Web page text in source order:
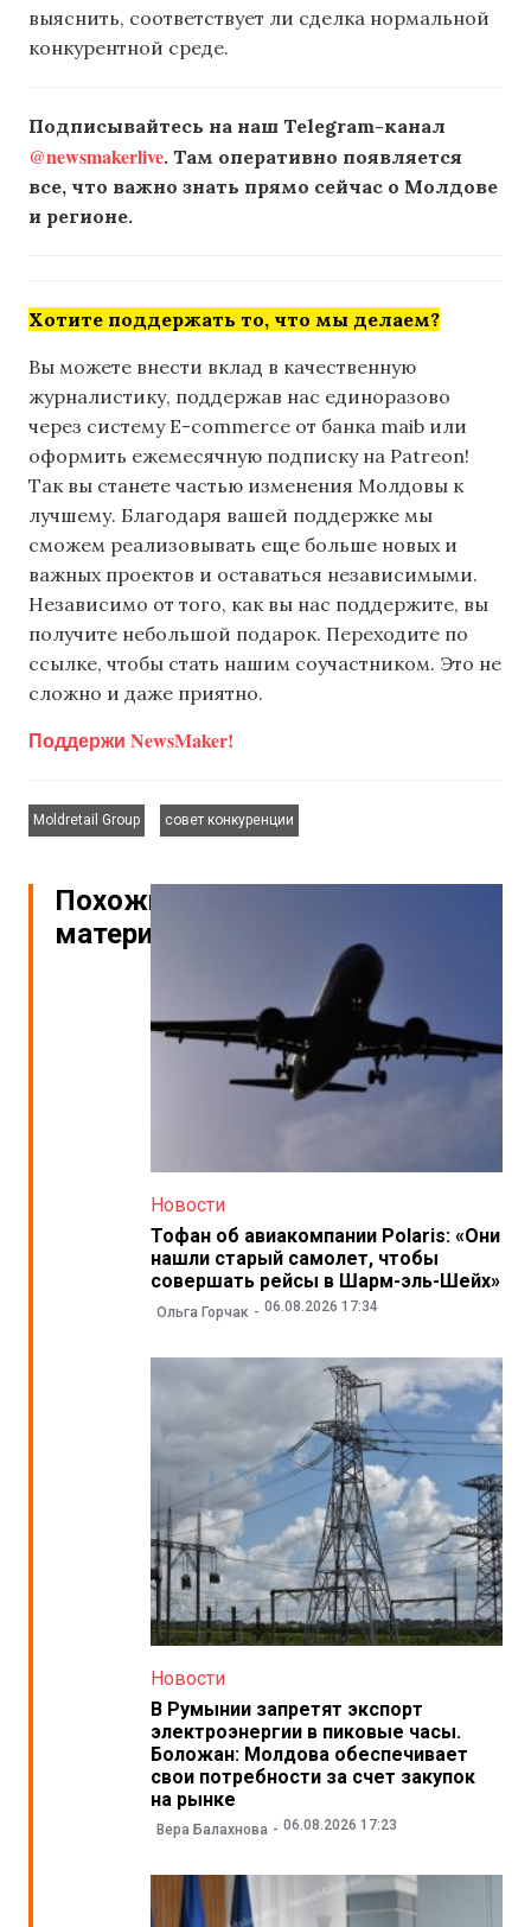
выяснить, соответствует ли сделка нормальной
конкурентной среде.
Подписывайтесь на наш Telegram-канал
@newsmakerlive. Там оперативно появляется
все, что важно знать прямо сейчас о Молдове
и регионе.
Хотите поддержать то, что мы делаем?
Вы можете внести вклад в качественную
журналистику, поддержав нас единоразово
через систему E-commerce от банка maib или
оформить ежемесячную подписку на Patreon!
Так вы станете частью изменения Молдовы к
лучшему. Благодаря вашей поддержке мы
сможем реализовывать еще больше новых и
важных проектов и оставаться независимыми.
Независимо от того, как вы нас поддержите, вы
получите небольшой подарок. Переходите по
ссылке, чтобы стать нашим соучастником. Это не
сложно и даже приятно.
Поддержи NewsMaker!
Moldretail Group
совет конкуренции
Похожие
материалы
Новости
Тофан об авиакомпании Polaris: «Они
нашли старый самолет, чтобы
совершать рейсы в Шарм-эль-Шейх»
Ольга Горчак 06.08.2026 17:34
Новости
В Румынии запретят экспорт
электроэнергии в пиковые часы.
Боложан: Молдова обеспечивает
свои потребности за счет закупок
на рынке
Вера Балахнова 06.08.2026 17:23